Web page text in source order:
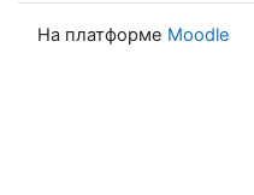
На платформе Moodle